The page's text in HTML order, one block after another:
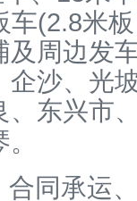
车(2.8米
及周边发
企沙、光
东兴市
。
合同承运